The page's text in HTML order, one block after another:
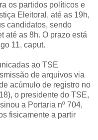
os partidos políticos e
Eleitoral, até as 19h,
candidatos, sendo
até as 8h. O prazo está
11, caput.
ao TSE
de arquivos via
acúmulo de registro no
o presidente do TSE,
a Portaria nº 704,
fisicamente a partir